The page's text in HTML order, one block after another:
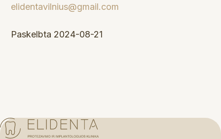
elidentavilnius@gmail.com
Paskelbta 2024-08-21